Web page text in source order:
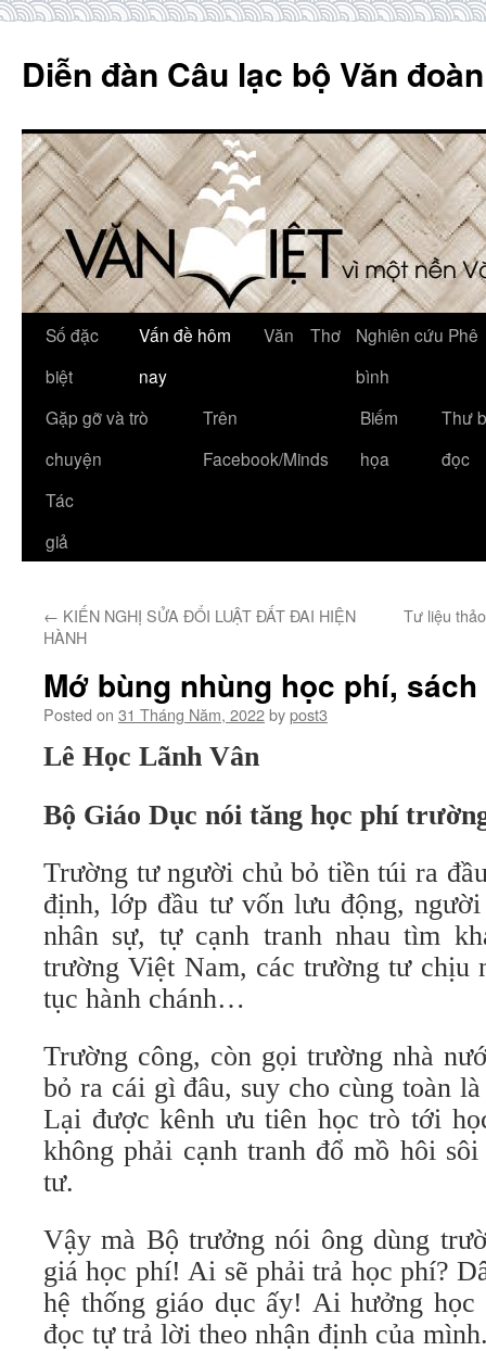
content
Diễn đàn Câu lạc bộ Văn
Số đặc
biệt
Vấn đề hôm
nay
Văn Thơ
Nghiên cứu Phê
bình
Gặp gỡ và trò
chuyện
Trên
Facebook/Minds
Biếm
họa
Thư
đọc
Tác
giả
← KIẾN NGHỊ SỬA ĐỔI LUẬT ĐẤT ĐAI HIỆN
HÀNH
Tư liệu
Mớ bùng nhùng học phí,
Posted on 31 Tháng Năm, 2022bypost3
Lê Học Lãnh Vân
Bộ Giáo Dục nói tăng học phí
Trường tư người chủ bỏ tiền túi ra
định, lớp đầu tư vốn lưu động,
nhân sự, tự cạnh tranh nhau tìm
trường Việt Nam, các trường tư chịu
tục hành chánh…
Trường công, còn gọi trường nhà
bỏ ra cái gì đâu, suy cho cùng toàn
Lại được kênh ưu tiên học trò tới
không phải cạnh tranh đổ mồ hôi
tư.
Vậy mà Bộ trưởng nói ông dùng
giá học phí! Ai sẽ phải trả học phí?
hệ thống giáo dục ấy! Ai hưởng
đọc tự trả lời theo nhận định của